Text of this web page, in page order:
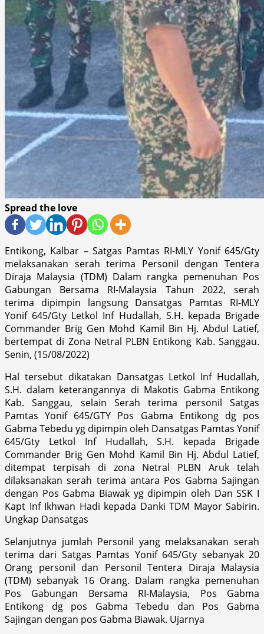
Spread the love
Entikong, Kalbar – Satgas Pamtas RI-MLY Yonif 645/Gty
melaksanakan serah terima Personil dengan Tentera
Diraja Malaysia (TDM) Dalam rangka pemenuhan Pos
Gabungan Bersama RI-Malaysia Tahun 2022, serah
terima dipimpin langsung Dansatgas Pamtas RI-MLY
Yonif 645/Gty Letkol Inf Hudallah, S.H. kepada Brigade
Commander Brig Gen Mohd Kamil Bin Hj. Abdul Latief,
bertempat di Zona Netral PLBN Entikong Kab. Sanggau.
Senin, (15/08/2022)
Hal tersebut dikatakan Dansatgas Letkol Inf Hudallah,
S.H. dalam keterangannya di Makotis Gabma Entikong
Kab. Sanggau, selain Serah terima personil Satgas
Pamtas Yonif 645/GTY Pos Gabma Entikong dg pos
Gabma Tebedu yg dipimpin oleh Dansatgas Pamtas Yonif
645/Gty Letkol Inf Hudallah, S.H. kepada Brigade
Commander Brig Gen Mohd Kamil Bin Hj. Abdul Latief,
ditempat terpisah di zona Netral PLBN Aruk telah
dilaksanakan serah terima antara Pos Gabma Sajingan
dengan Pos Gabma Biawak yg dipimpin oleh Dan SSK I
Kapt Inf Ikhwan Hadi kepada Danki TDM Mayor Sabirin.
Ungkap Dansatgas
Selanjutnya jumlah Personil yang melaksanakan serah
terima dari Satgas Pamtas Yonif 645/Gty sebanyak 20
Orang personil dan Personil Tentera Diraja Malaysia
(TDM) sebanyak 16 Orang. Dalam rangka pemenuhan
Pos Gabungan Bersama RI-Malaysia, Pos Gabma
Entikong dg pos Gabma Tebedu dan Pos Gabma
Sajingan dengan pos Gabma Biawak. Ujarnya